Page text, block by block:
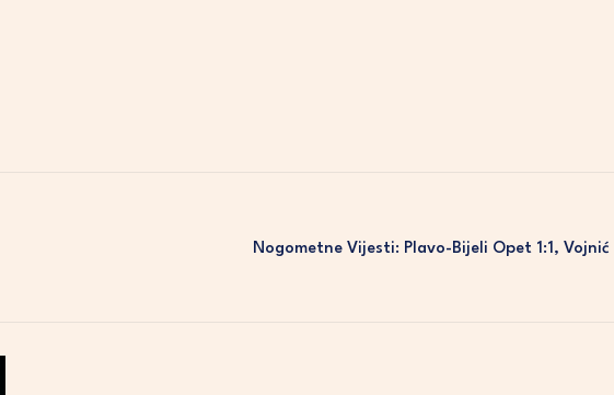
Nogometne Vijesti: Plavo-Bijeli Opet 1:1, Vojnić